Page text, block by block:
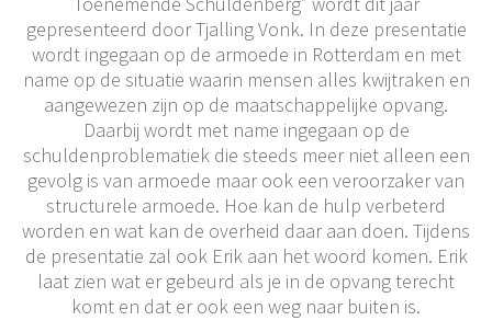
gepresenteerd door Tjalling Vonk. In deze presentatie
wordt ingegaan op de armoede in Rotterdam en met
name op de situatie waarin mensen alles kwijtraken en
aangewezen zijn op de maatschappelijke opvang.
Daarbij wordt met name ingegaan op de
schuldenproblematiek die steeds meer niet alleen een
gevolg is van armoede maar ook een veroorzaker van
structurele armoede. Hoe kan de hulp verbeterd
worden en wat kan de overheid daar aan doen. Tijdens
de presentatie zal ook Erik aan het woord komen. Erik
laat zien wat er gebeurd als je in de opvang terecht
komt en dat er ook een weg naar buiten is.